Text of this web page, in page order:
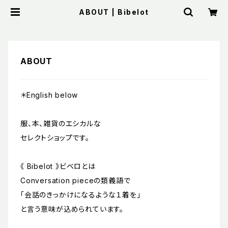
ABOUT | Bibelot
ABOUT
＊English below
服、本、雑貨のエシカルな
セレクトショップです。
《 Bibelot 》ビベロとは
Conversation pieceの類義語で
「会話のきっかけになるような１着を」
と言う意味が込められています。